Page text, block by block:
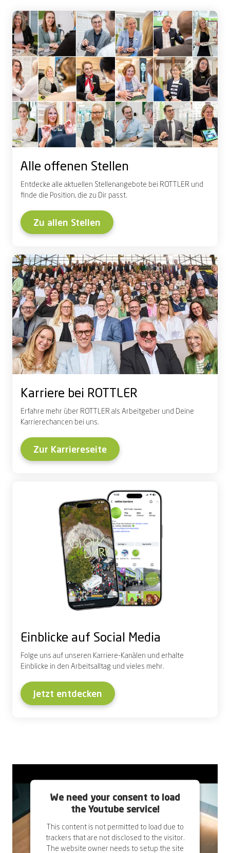
Alle offenen Stellen
Entdecke alle aktuellen Stellenangebote bei ROTTLER und
finde die Position, die zu Dir passt.
Zu allen Stellen
Karriere bei ROTTLER
Erfahre mehr über ROTTLER als Arbeitgeber und Deine
Karrierechancen bei uns.
Zur Karriereseite
Einblicke auf Social Media
Folge uns auf unseren Karriere-Kanälen und erhalte
Einblicke in den Arbeitsalltag und vieles mehr.
Jetzt entdecken
We need your consent to load
the Youtube service!
This content is not permitted to load due to
trackers that are not disclosed to the visitor.
The website owner needs to setup the site